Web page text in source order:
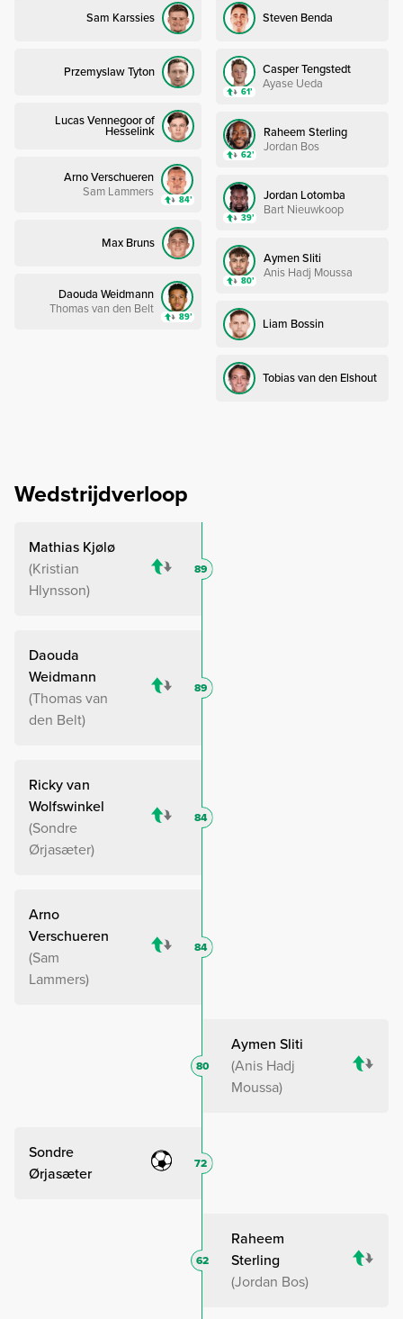
Sam Karssies
Przemyslaw Tyton
Lucas Vennegoor of
Hesselink
Arno Verschueren
Sam Lammers
84’
Max Bruns
Daouda Weidmann
Thomas van den Belt
89’
Steven Benda
Casper Tengstedt
Ayase Ueda
61’
Raheem Sterling
Jordan Bos
62’
Jordan Lotomba
Bart Nieuwkoop
39’
Aymen Sliti
Anis Hadj Moussa
80’
Liam Bossin
Tobias van den Elshout
Wedstrijdverloop
Mathias Kjølø
Kristian
Hlynsson
89
Daouda
Weidmann
Thomas van
den Belt
89
Ricky van
Wolfswinkel
Sondre
Ørjasæter
84
Arno
Verschueren
Sam
Lammers
84
Aymen Sliti
Anis Hadj
Moussa
80
Sondre
Ørjasæter
72
Raheem
Sterling
Jordan Bos
62